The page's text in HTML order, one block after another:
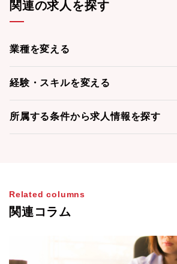
関連の求人を探す
業種を変える
経験・スキルを変える
所属する条件から求人情報を探す
Related columns
関連コラム